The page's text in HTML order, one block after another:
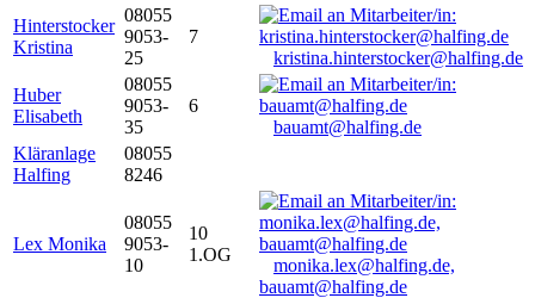
Hinterstocker
Kristina
08055
9053-
25
7
kristina.hinterstocker@halfing.de
Huber
Elisabeth
08055
9053-
35
6
bauamt@halfing.de
Kläranlage
Halfing
08055
8246
Lex Monika
08055
9053-
10
10
1.OG
monika.lex@halfing.de,
bauamt@halfing.de